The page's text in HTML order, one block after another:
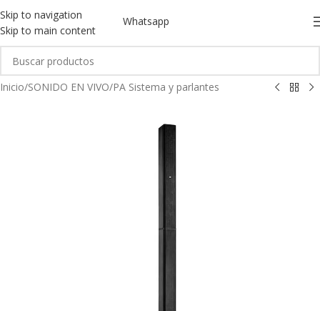
Skip to navigation
Skip to main content
Whatsapp
Inicio/SONIDO EN VIVO/PA Sistema y parlantes